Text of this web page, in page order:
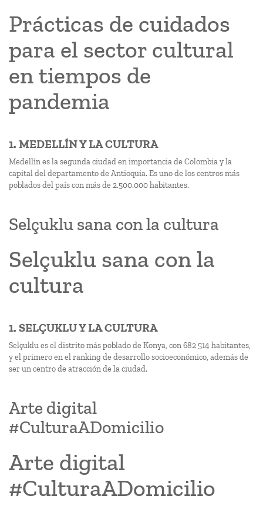
Prácticas de cuidados
para el sector cultural
en tiempos de
pandemia
1. MEDELLÍN Y LA CULTURA
Medellín es la segunda ciudad en importancia de Colombia y la
capital del departamento de Antioquia. Es uno de los centros más
poblados del país con más de 2.500.000 habitantes.
Selçuklu sana con la cultura
Selçuklu sana con la
cultura
1. SELÇUKLU Y LA CULTURA
Selçuklu es el distrito más poblado de Konya, con 682 514 habitantes,
y el primero en el ranking de desarrollo socioeconómico, además de
ser un centro de atracción de la ciudad.
Arte digital
#CulturaADomicilio
Arte digital
#CulturaADomicilio